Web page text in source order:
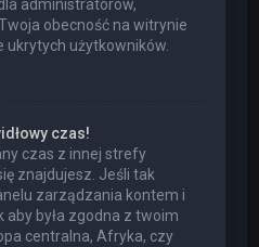
administratorów,
obecność na witrynie
ukrytych użytkowników.
czas!
czas z innej strefy
znajdujesz. Jeśli tak
zarządzania kontem i
była zgodna z twoim
centralna, Afryka, czy